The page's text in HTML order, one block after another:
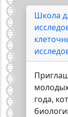
Школа
года,